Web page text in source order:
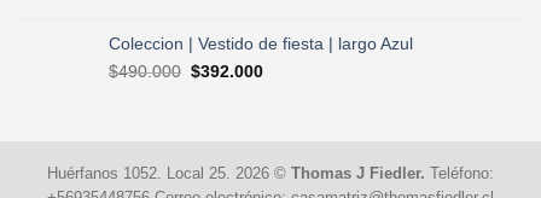
era:
$490.000.
es:
Coleccion | Vestido de fiesta | largo Azul
$490.000 El
$392.000El
Huérfanos 1052. Local 25. 2026 © Thomas J Fiedler. Teléfono: